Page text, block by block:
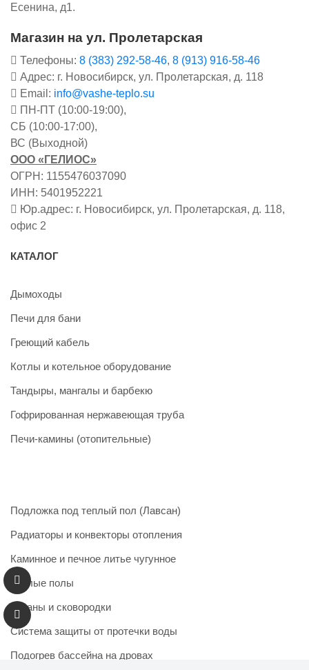
Есенина, д1.
Магазин на ул. Пролетарская
Телефоны: 8 (383) 292-58-46, 8 (913) 916-58-46
Адрес: г. Новосибирск, ул. Пролетарская, д. 118
Email: info@vashe-teplo.su
ПН-ПТ (10:00-19:00),
СБ (10:00-17:00),
ВС (Выходной)
ООО «ГЕЛИОС»
ОГРН: 1155476037090
ИНН: 5401952221
Юр.адрес: г. Новосибирск, ул. Пролетарская, д. 118,
офис 2
КАТАЛОГ
Дымоходы
Печи для бани
Греющий кабель
Котлы и котельное оборудование
Тандыры, мангалы и барбекю
Гофрированная нержавеющая труба
Печи-камины (отопительные)
Подложка под теплый пол (Лавсан)
Радиаторы и конвекторы отопления
Каминное и печное литье чугунное
Теплые полы
Казаны и сковородки
Система защиты от протечки воды
Подогрев бассейна на дровах